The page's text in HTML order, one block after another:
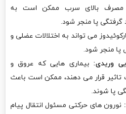
مصرف بالای سرب ممکن است به
گرفتگی پا منجر شود.
می تواند به اختلالات عضلی و
پا منجر شود.
وریدی: بیماری هایی که عروق و
تاثیر قرار می دهند، ممکن است باعث
پا شوند.
نورون های حرکتی مسئول انتقال پیام